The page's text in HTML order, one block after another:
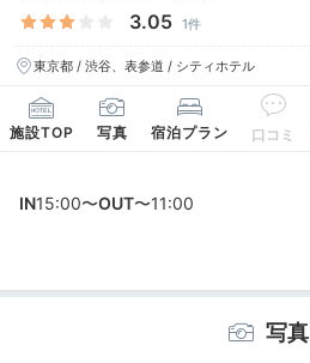
3.05 1件
東京都 / 渋谷、表参道 / シティホテル
施設TOP 写真 宿泊プラン 口コミ
IN15:00〜OUT〜11:00
写真